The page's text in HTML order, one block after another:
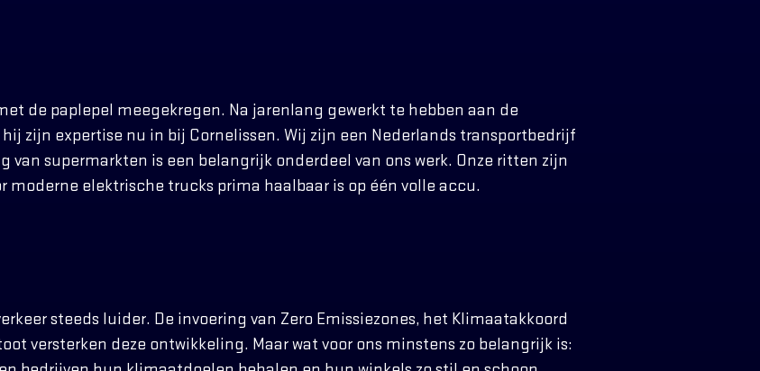
de paplepel meegekregen. Na jarenlang gewerkt te hebben aan de
zijn expertise nu in bij Cornelissen. Wij zijn een Nederlands transportbedrijf
supermarkten is een belangrijk onderdeel van ons werk. Onze ritten zijn
elektrische trucks prima haalbaar is op één volle accu.
steeds luider. De invoering van Zero Emissiezones, het Klimaatakkoord
versterken deze ontwikkeling. Maar wat voor ons minstens zo belangrijk is: